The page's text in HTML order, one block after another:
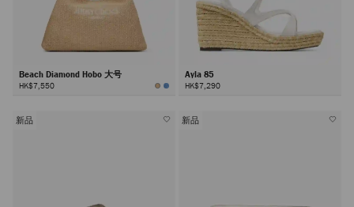
Beach Diamond Hobo 大号
HK$7,550
Ayla 85
HK$7,290
新品 新品